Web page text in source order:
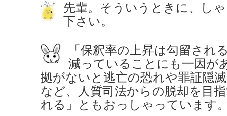
先輩。そういうときに、し
下さい。
「保釈率の上昇は勾留され
減っていることにも一因が
拠がないと逃亡の恐れや罪証隠
など、人質司法からの脱却を目
れる」ともおっしゃっています